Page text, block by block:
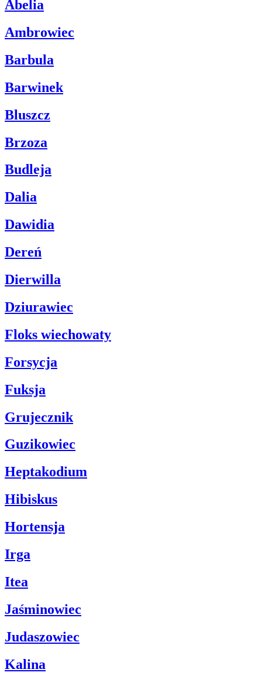
Abelia
Ambrowiec
Barbula
Barwinek
Bluszcz
Brzoza
Budleja
Dalia
Dawidia
Dereń
Dierwilla
Dziurawiec
Floks wiechowaty
Forsycja
Fuksja
Grujecznik
Guzikowiec
Heptakodium
Hibiskus
Hortensja
Irga
Itea
Jaśminowiec
Judaszowiec
Kalina